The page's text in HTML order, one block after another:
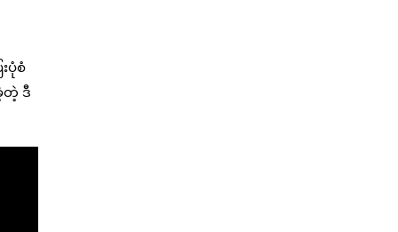
ပုံစံ
တဲ့ ဒီ